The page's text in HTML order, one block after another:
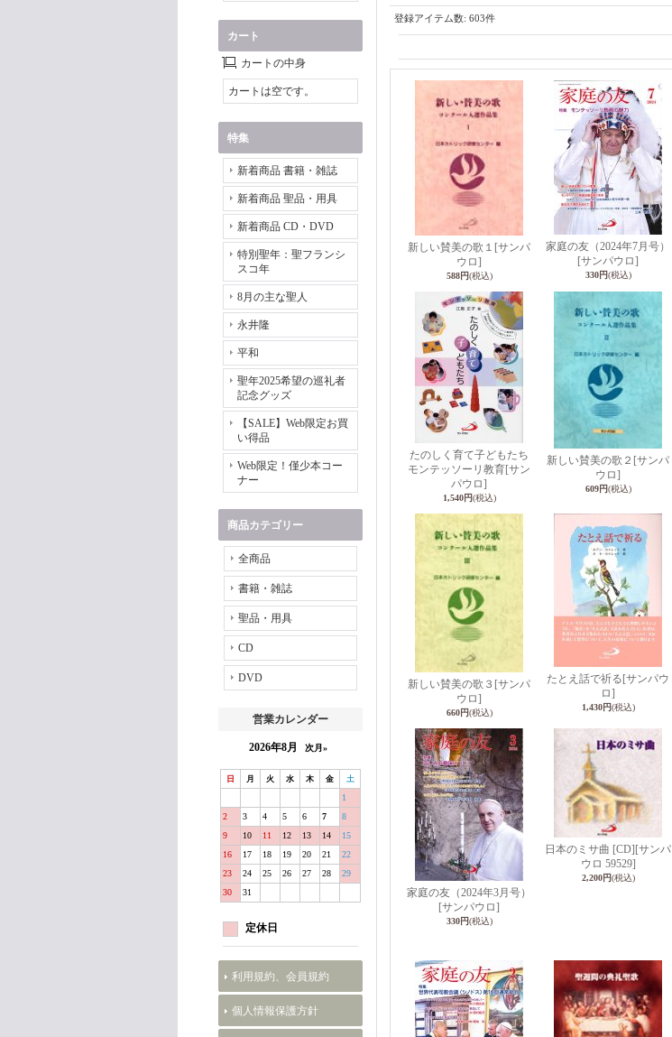
カート
カートの中身
カートは空です。
特集
新着商品 書籍・雑誌
新着商品 聖品・用具
新着商品 CD・DVD
特別聖年：聖フランシ
スコ年
8月の主な聖人
永井隆
平和
聖年2025希望の巡礼者
記念グッズ
【SALE】Web限定お買
い得品
Web限定！僅少本コー
ナー
商品カテゴリー
全商品
書籍・雑誌
聖品・用具
CD
DVD
営業カレンダー
2026年8月 次月»
日 月 火 水 木 金 土
1
2
3 4 5 6 7
8
9
10 11 12 13 14
15
16
17 18 19 20 21
22
23
24 25 26 27 28
29
30
31
定休日
利用規約、会員規約
個人情報保護方針
登録アイテム数: 603件
新しい賛美の歌１ [サンパ
ウロ]
588円(税込)
家庭の友（2024年7月号）
[サンパウロ]
330円(税込)
たのしく育て子どもたち
モンテッソーリ教育[サン
パウロ]
1,540円(税込)
新しい賛美の歌２ [サンパ
ウロ]
609円(税込)
新しい賛美の歌３ [サンパ
ウロ]
660円(税込)
たとえ話で祈る [サンパウ
ロ]
1,430円(税込)
家庭の友（2024年3月号）
[サンパウロ]
330円(税込)
日本のミサ曲 [CD] [サンパ
ウロ 59529]
2,200円(税込)